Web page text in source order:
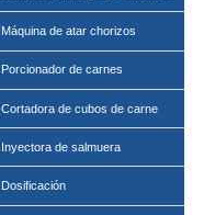
Máquina de atar chorizos
Porcionador de carnes
Cortadora de cubos de carne
Inyectora de salmuera
Dosificación